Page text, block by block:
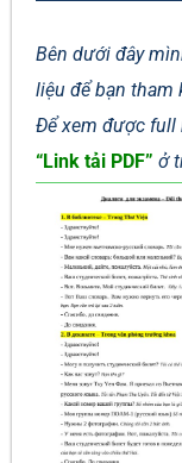
Bên dưới đây
liệu để bạn tham
Để xem được full
“Link tải PDF” ở